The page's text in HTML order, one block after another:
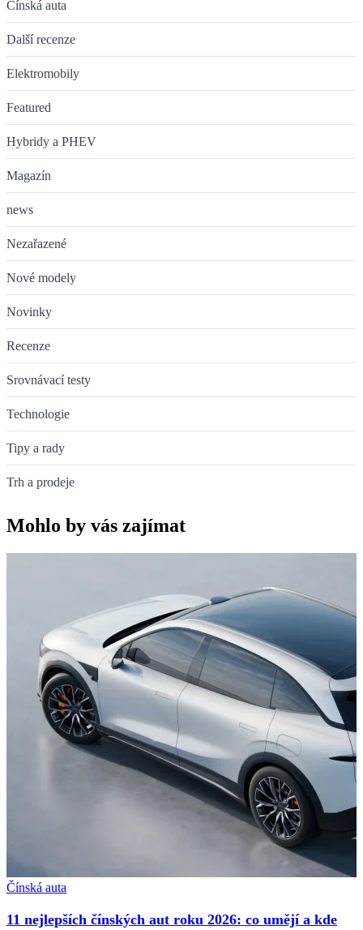
Čínská auta
Další recenze
Elektromobily
Featured
Hybridy a PHEV
Magazín
news
Nezařazené
Nové modely
Novinky
Recenze
Srovnávací testy
Technologie
Tipy a rady
Trh a prodeje
Mohlo by vás zajímat
Čínská auta
11 nejlepších čínských aut roku 2026: co umějí a kde